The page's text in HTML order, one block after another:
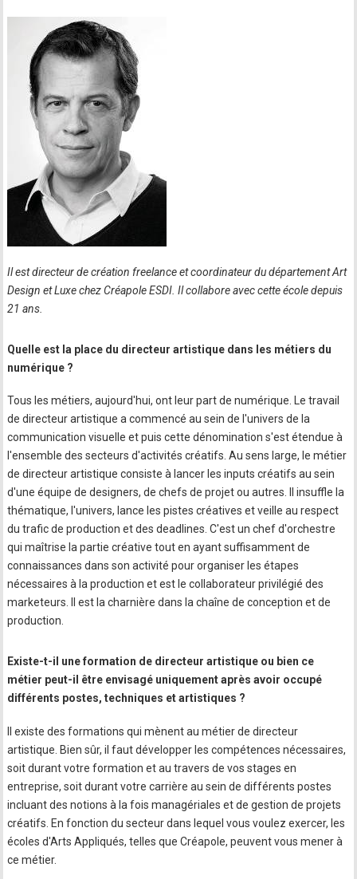
Il est directeur de création freelance et coordinateur du département Art
Design et Luxe chez Créapole ESDI. Il collabore avec cette école depuis
21 ans.
Quelle est la place du directeur artistique dans les métiers du
numérique ?
Tous les métiers, aujourd'hui, ont leur part de numérique. Le travail
de directeur artistique a commencé au sein de l'univers de la
communication visuelle et puis cette dénomination s'est étendue à
l'ensemble des secteurs d'activités créatifs. Au sens large, le métier
de directeur artistique consiste à lancer les inputs créatifs au sein
d'une équipe de designers, de chefs de projet ou autres. Il insuffle la
thématique, l'univers, lance les pistes créatives et veille au respect
du trafic de production et des deadlines. C'est un chef d'orchestre
qui maîtrise la partie créative tout en ayant suffisamment de
connaissances dans son activité pour organiser les étapes
nécessaires à la production et est le collaborateur privilégié des
marketeurs. Il est la charnière dans la chaîne de conception et de
production.
Existe-t-il une formation de directeur artistique ou bien ce
métier peut-il être envisagé uniquement après avoir occupé
différents postes, techniques et artistiques ?
Il existe des formations qui mènent au métier de directeur
artistique. Bien sûr, il faut développer les compétences nécessaires,
soit durant votre formation et au travers de vos stages en
entreprise, soit durant votre carrière au sein de différents postes
incluant des notions à la fois managériales et de gestion de projets
créatifs. En fonction du secteur dans lequel vous voulez exercer, les
écoles d'Arts Appliqués, telles que Créapole, peuvent vous mener à
ce métier.